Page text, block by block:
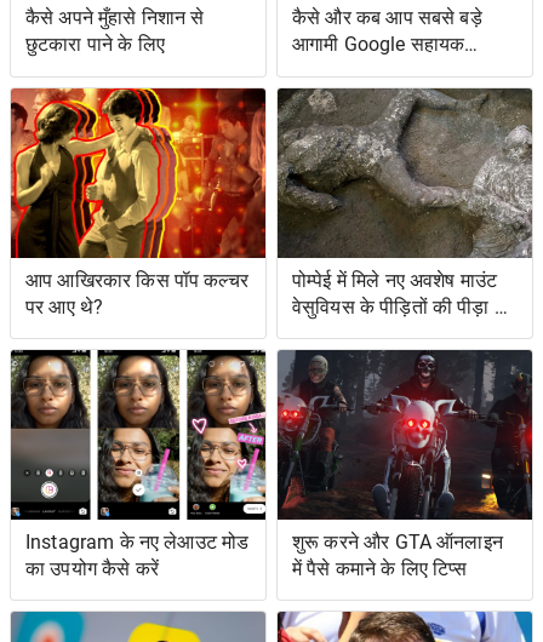
कैसे अपने मुँहासे निशान से
छुटकारा पाने के लिए
कैसे और कब आप सबसे बड़े
आगामी Google सहायक
सुविधाओं तक पहुँच सकते हैं
आप आखिरकार किस पॉप कल्चर
पर आए थे?
पोम्पेई में मिले नए अवशेष माउंट
वेसुवियस के पीड़ितों की पीड़ा को
दर्शाते हैं
Instagram के नए लेआउट मोड
का उपयोग कैसे करें
शुरू करने और GTA ऑनलाइन
में पैसे कमाने के लिए टिप्स